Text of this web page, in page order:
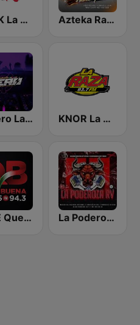
KMVK La Grande 107.5 FM Azteka Radio
DJ Jero La Radio KNOR La Raza 93.7 (US Only)
KBUE Que Buena 105.5 / 94.3 FM (US Only) La Poderoza RV